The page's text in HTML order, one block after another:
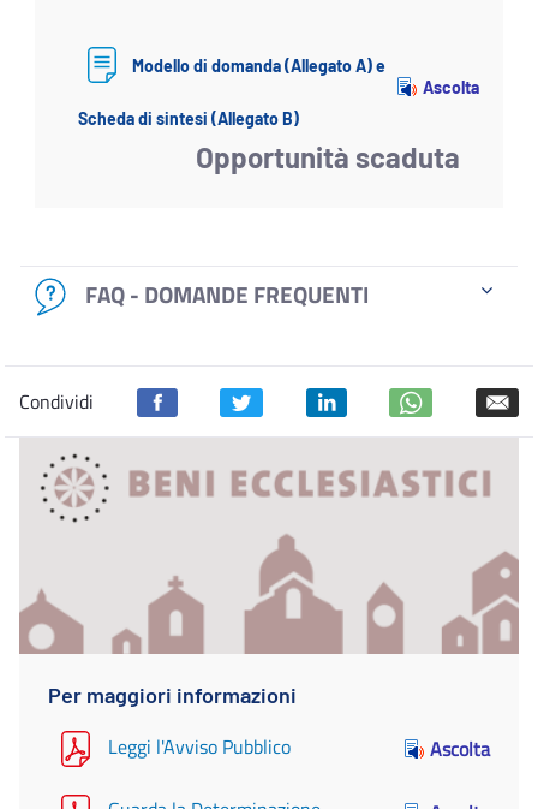
Modello di domanda (Allegato A) e
Scheda di sintesi (Allegato B)
Ascolta
Opportunità scaduta
FAQ - DOMANDE FREQUENTI
Condividi
Per maggiori informazioni
Leggi l'Avviso Pubblico Ascolta